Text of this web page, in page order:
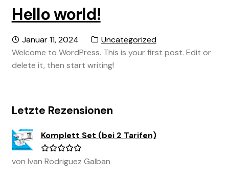
Hello world!
Posted
on
Januar 11, 2024 Category:
Uncategorized
Welcome to WordPress. This is your first post. Edit or
delete it, then start writing!
Letzte Rezensionen
Komplett Set (bei 2 Tarifen)
Bewertet
von Ivan Rodriguez Galban